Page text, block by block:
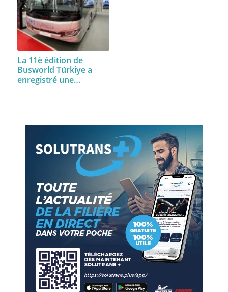
La 11è édition de
Busworld Türkiye a
enregistré une…